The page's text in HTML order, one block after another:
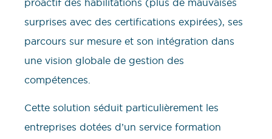
surprises avec des certifications expirées), ses
parcours sur mesure et son intégration dans
une vision globale de gestion des
compétences.
Cette solution séduit particulièrement les
entreprises dotées d’un service formation